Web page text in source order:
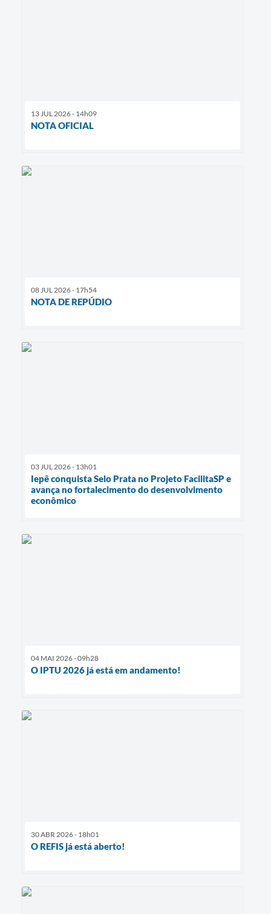
13 JUL 2026 - 14h09
NOTA OFICIAL
08 JUL 2026 - 17h54
NOTA DE REPÚDIO
03 JUL 2026 - 13h01
Iepê conquista Selo Prata no Projeto FacilitaSP e
avança no fortalecimento do desenvolvimento
econômico
04 MAI 2026 - 09h28
O IPTU 2026 já está em andamento!
30 ABR 2026 - 18h01
O REFIS já está aberto!